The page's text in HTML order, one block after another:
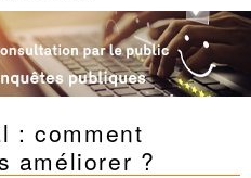
: comment
améliorer ?